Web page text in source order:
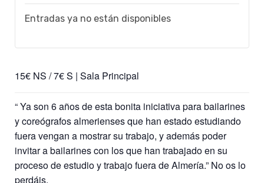
Entradas ya no están disponibles
15€ NS / 7€ S | Sala Principal
“ Ya son 6 años de esta bonita iniciativa para bailarines
y coreógrafos almerienses que han estado estudiando
fuera vengan a mostrar su trabajo, y además poder
invitar a bailarines con los que han trabajado en su
proceso de estudio y trabajo fuera de Almería.” No os lo
perdáis.